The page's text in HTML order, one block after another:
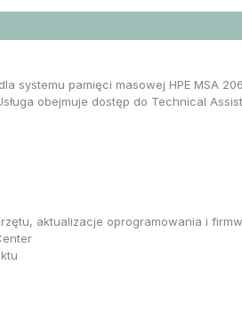
systemu pamięci masowej HPE MSA
obejmuje dostęp do Technical
aktualizacje oprogramowania i